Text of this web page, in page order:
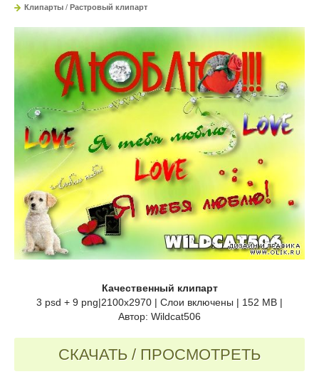
Клипарты / Растровый клипарт
Качественный клипарт
3 psd + 9 png|2100x2970 | Слои включены | 152 MB |
Автор: Wildcat506
СКАЧАТЬ / ПРОСМОТРЕТЬ